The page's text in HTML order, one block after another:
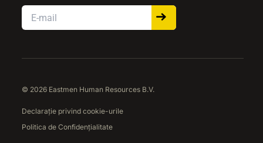
Email
© 2026 Eastmen Human Resources B.V.
Declarație privind cookie-urile
Politica de Confidențialitate